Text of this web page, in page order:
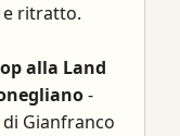
e ritratto.
alla Land
-
Gianfranco